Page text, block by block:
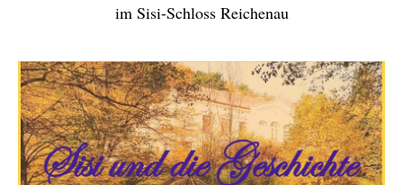
im Sisi-Schloss Reichenau